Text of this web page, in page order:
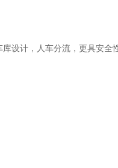
设计，人车分流，更具安全